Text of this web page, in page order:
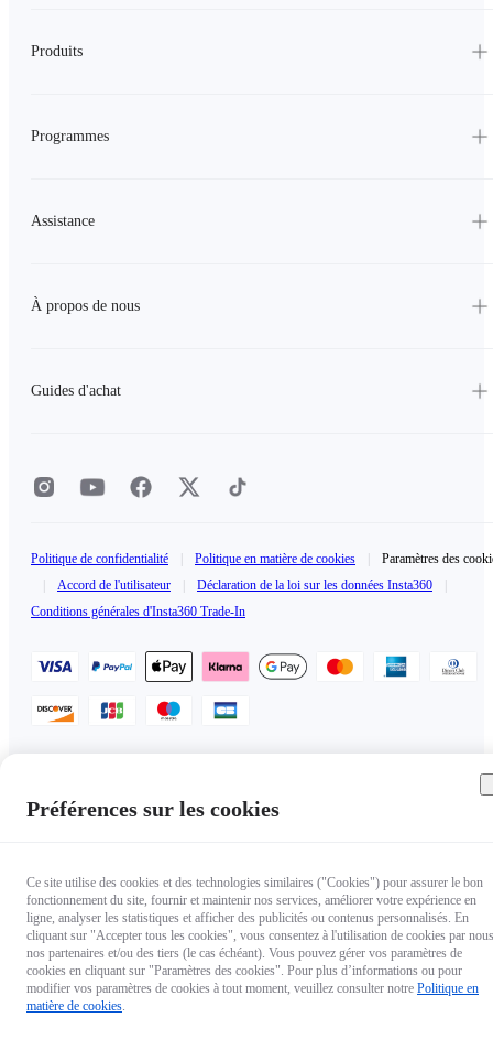
Produits
Programmes
Assistance
À propos de nous
Guides d'achat
Politique de confidentialité Politique en matière de cookies
Paramètres des
Accord de l'utilisateur Déclaration de la loi sur les données Insta360
Conditions générales d'Insta360 Trade-In
Copyright © 2025 Insta360 All rights reserved.
Préférences sur les cookies
Ce site utilise des cookies et des technologies similaires ("Cookies") pour assurer le bon
fonctionnement du site, fournir et maintenir nos services, améliorer votre expérience en
ligne, analyser les statistiques et afficher des publicités ou contenus personnalisés. En
cliquant sur "Accepter tous les cookies", vous consentez à l'utilisation de cookies par
nos partenaires et/ou des tiers (le cas échéant). Vous pouvez gérer vos paramètres de
cookies en cliquant sur "Paramètres des cookies". Pour plus d’informations ou pour
modifier vos paramètres de cookies à tout moment, veuillez consulter notre Politique en
matière de cookies.